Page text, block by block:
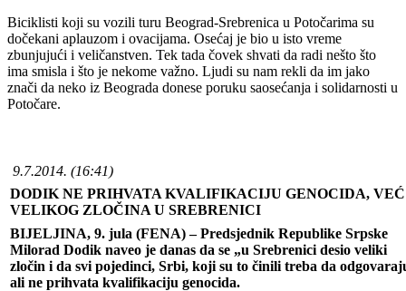
Biciklisti koji su vozili turu Beograd-Srebrenica u Potočarima su
dočekani aplauzom i ovacijama. Osećaj je bio u isto vreme
zbunjujući i veličanstven. Tek tada čovek shvati da radi nešto što
ima smisla i što je nekome važno. Ljudi su nam rekli da im jako
znači da neko iz Beograda donese poruku saosećanja i solidarnosti u
Potočare.
9.7.2014. (16:41)
DODIK NE PRIHVATA KVALIFIKACIJU GENOCIDA, VEĆ
VELIKOG ZLOČINA U SREBRENICI
BIJELJINA, 9. jula (FENA) – Predsjednik Republike Srpske
Milorad Dodik naveo je danas da se „u Srebrenici desio veliki
zločin i da svi pojedinci, Srbi, koji su to činili treba da
ali ne prihvata kvalifikaciju genocida.